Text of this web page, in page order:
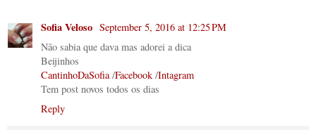
Sofia Veloso September 5, 2016 at 12:25 PM
Não sabia que dava mas adorei a dica
Beijinhos
CantinhoDaSofia/Facebook /Intagram
Tem post novos todos os dias
Reply